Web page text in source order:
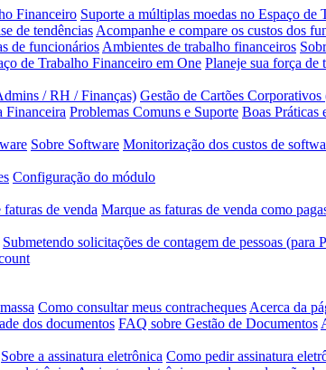
Financeiro Suporte a múltiplas moedas no Espaço de
de tendências Acompanhe e compare os custos dos
de funcionários Ambientes de trabalho financeiros
de Trabalho Financeiro em One Planeje sua força de
/ RH / Finanças) Gestão de Cartões
Financeira Problemas Comuns e Suporte Boas Práticas
Sobre Software Monitorização dos custos de
Configuração do módulo
faturas de venda Marque as faturas de venda como
Submetendo solicitações de contagem de pessoas (para
Como consultar meus contracheques Acerca da
dos documentos FAQ sobre Gestão de Documentos
Sobre a assinatura eletrônica Como pedir assinatura